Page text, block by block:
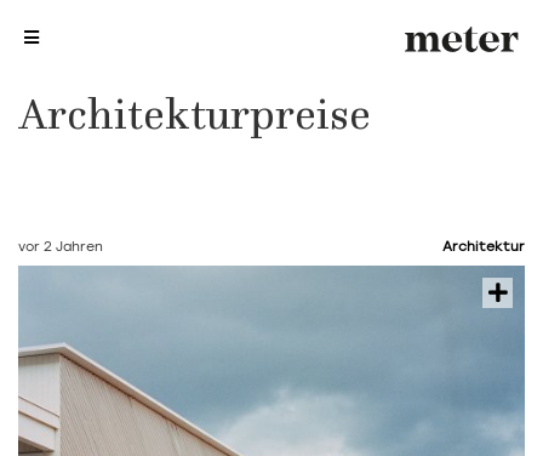
Architekturpreise
vor 2 Jahren Architektur